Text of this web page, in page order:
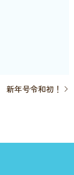
新年号令和初！